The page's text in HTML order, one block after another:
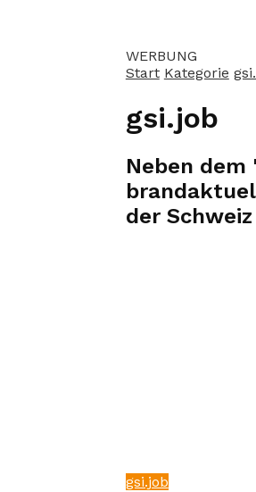
WERBUNG
Start Kategorie
gsi.job
Neben
der
gsi.job